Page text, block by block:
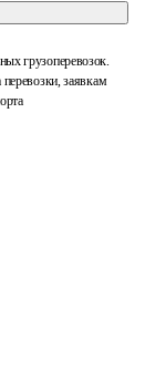
грузоперевозок.
перевозки, заявкам